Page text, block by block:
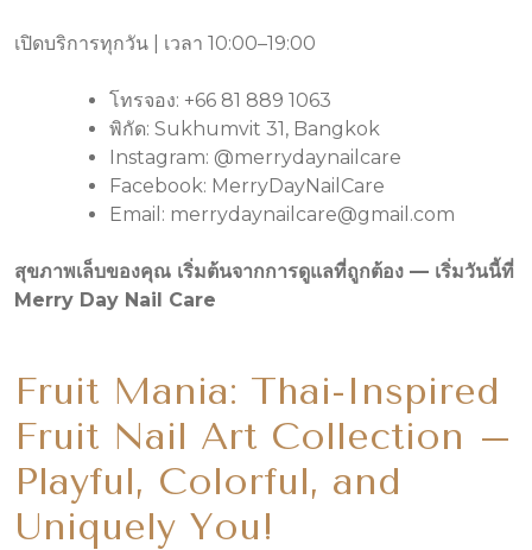
เปิดบริการทุกวัน | เวลา 10:00–19:00
โทรจอง: +66 81 889 1063
พิกัด: Sukhumvit 31, Bangkok
Instagram: @merrydaynailcare
Facebook: MerryDayNailCare
Email: merrydaynailcare@gmail.com
สุขภาพเล็บของคุณ เริ่มต้นจากการดูแลที่ถูกต้อง — เริ่มวันนี้ที่
Merry Day Nail Care
Fruit Mania: Thai-Inspired
Fruit Nail Art Collection –
Playful, Colorful, and
Uniquely You!